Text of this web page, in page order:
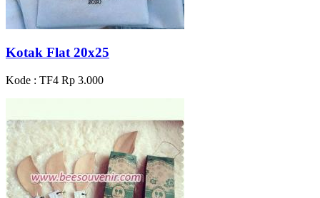
Kotak Flat 20x25
Kode : TF4 Rp 3.000